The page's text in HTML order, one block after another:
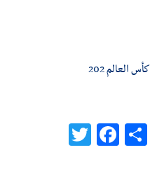
كأس العالم 202
Share
Facebook